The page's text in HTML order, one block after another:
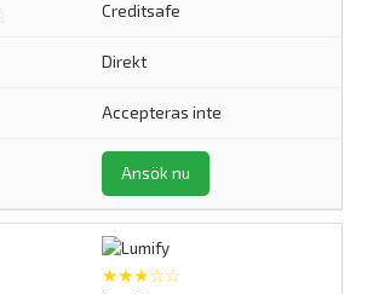
Creditsafe
Direkt
Accepteras inte
Ansök nu
★★★☆☆